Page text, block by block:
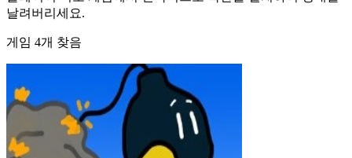
날려버리세요.
게임 4개 찾음